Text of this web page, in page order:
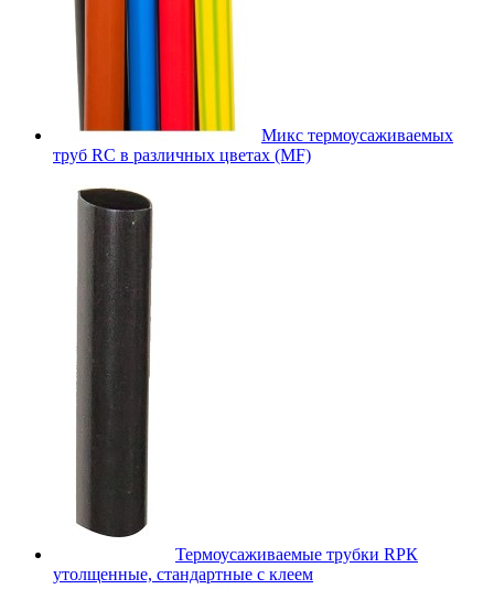
Микс термоусаживаемых
труб RC в различных цветах (MF)
Термоусаживаемые трубки RPК
утолщенные, стандартные с клеем